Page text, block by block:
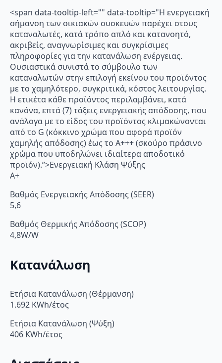
<span data-tooltip-left="" data-tooltip="Η ενεργειακή
σήμανση των οικιακών συσκευών παρέχει στους
καταναλωτές, κατά τρόπο απλό και κατανοητό,
ακριβείς, αναγνωρίσιμες και συγκρίσιμες
πληροφορίες για την κατανάλωση ενέργειας.
Ουσιαστικά συνιστά το σύμβουλο των
καταναλωτών στην επιλογή εκείνου του προϊόντος
με το χαμηλότερο, συγκριτικά, κόστος λειτουργίας.
Η ετικέτα κάθε προϊόντος περιλαμβάνει, κατά
κανόνα, επτά (7) τάξεις ενεργειακής απόδοσης, που
ανάλογα με το είδος του προϊόντος κλιμακώνονται
από το G (κόκκινο χρώμα που αφορά προϊόν
χαμηλής απόδοσης) έως το Α+++ (σκούρο πράσινο
χρώμα που υποδηλώνει ιδιαίτερα αποδοτικό
προϊόν).”>Ενεργειακή Κλάση Ψύξης
A+
Βαθμός Ενεργειακής Απόδοσης (SEER)
5,6
Βαθμός Θερμικής Απόδοσης (SCOP)
4,8W/W
Κατανάλωση
Ετήσια Κατανάλωση (Θέρμανση)
1.692 KWh/έτος
Ετήσια Κατανάλωση (Ψύξη)
406 KWh/έτος